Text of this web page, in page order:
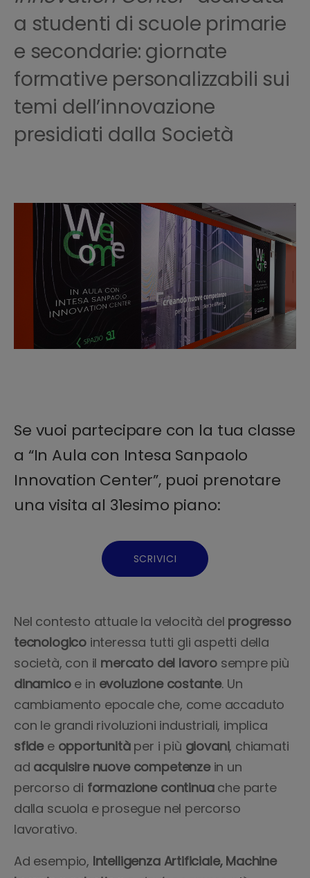
a studenti di scuole primarie
e secondarie: giornate
formative personalizzabili sui
temi dell’innovazione
presidiati dalla Società
Se vuoi partecipare con la tua classe
a “In Aula con Intesa Sanpaolo
Innovation Center”, puoi prenotare
una visita al 31esimo piano:
SCRIVICI
Nel contesto attuale la velocità del progresso
tecnologico interessa tutti gli aspetti della
società, con il mercato del lavorosempre più
dinamico e in evoluzione costante. Un
cambiamento epocale che, come accaduto
con le grandi rivoluzioni industriali, implica
sfide e opportunità per i più giovani, chiamati
ad acquisire nuove competenzein un
percorso di formazione continuache parte
dalla scuola e prosegue nel percorso
lavorativo.
Ad esempio, Intelligenza Artificiale, Machine